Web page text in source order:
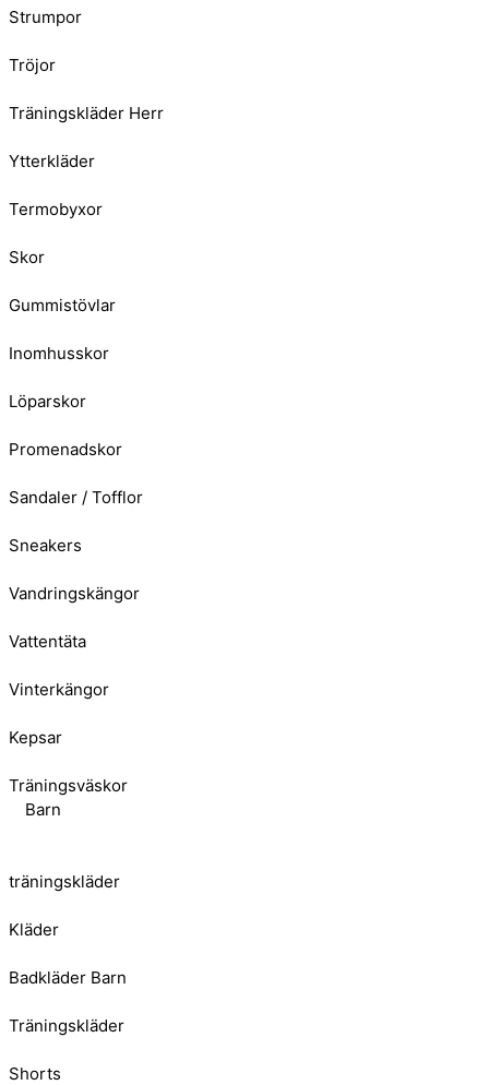
Strumpor
Tröjor
Träningskläder Herr
Ytterkläder
Termobyxor
Skor
Gummistövlar
Inomhusskor
Löparskor
Promenadskor
Sandaler / Tofflor
Sneakers
Vandringskängor
Vattentäta
Vinterkängor
Kepsar
Träningsväskor
Barn
träningskläder
Kläder
Badkläder Barn
Träningskläder
Shorts